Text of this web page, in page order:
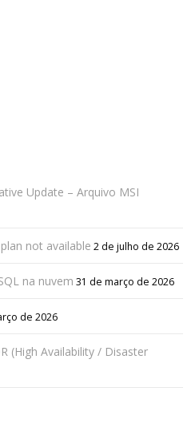
Update – Arquivo MSI
not available 2 de julho de 2026
na nuvem 31 de março de 2026
de 2026
(High Availability / Disaster